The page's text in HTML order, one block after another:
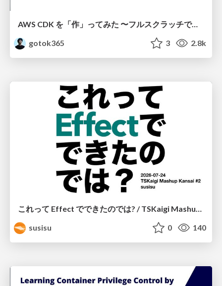
AWS CDK を「作」ってみた 〜フルスクラッチで見えた CDK の裏側〜 / aws-cdk-from-scratch
gotok365
3 2.8k
susisu
0 140